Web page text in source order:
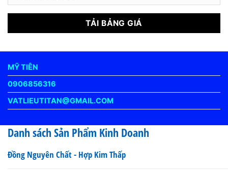
MỸ TIÊN
0906856316
VATLIEUTITAN@GMAIL.COM
Danh sách Sản Phẩm Kinh Doanh
Đồng Nguyên Chất - Hợp Kim Thấp